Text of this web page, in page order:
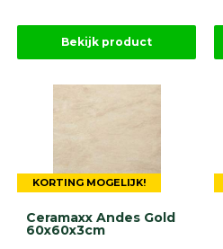
Bekijk product
KORTING MOGELIJK!
Ceramaxx Andes Gold
60x60x3cm